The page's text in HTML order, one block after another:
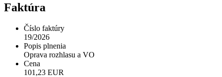
Faktúra
Číslo faktúry
19/2026
Popis plnenia
Oprava rozhlasu a VO
Cena
101,23 EUR